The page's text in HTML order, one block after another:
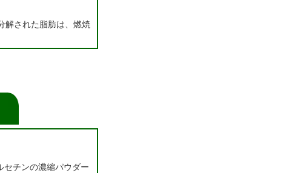
解された脂肪は、燃焼
セチンの濃縮パウダー